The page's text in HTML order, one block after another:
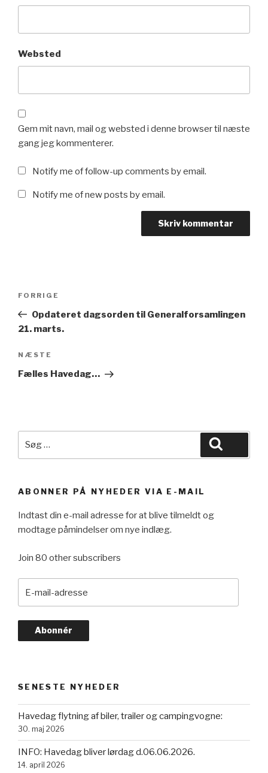
Websted
Gem mit navn, mail og websted i denne browser til næste
gang jeg kommenterer.
Notify me of follow-up comments by email.
Notify me of new posts by email.
Forrige
indlæg
FORRIGE
Opdateret dagsorden til Generalforsamlingen
21. marts.
Næste
indlæg
NÆSTE
Fælles Havedag…
efter:
ABONNER PÅ NYHEDER VIA E-MAIL
Indtast din e-mail adresse for at blive tilmeldt og
modtage påmindelser om nye indlæg.
Join 80 other subscribers
mail-
Abonnér
SENESTE NYHEDER
Havedag flytning af biler, trailer og campingvogne:
30. maj 2026
INFO: Havedag bliver lørdag d.06.06.2026.
14. april 2026